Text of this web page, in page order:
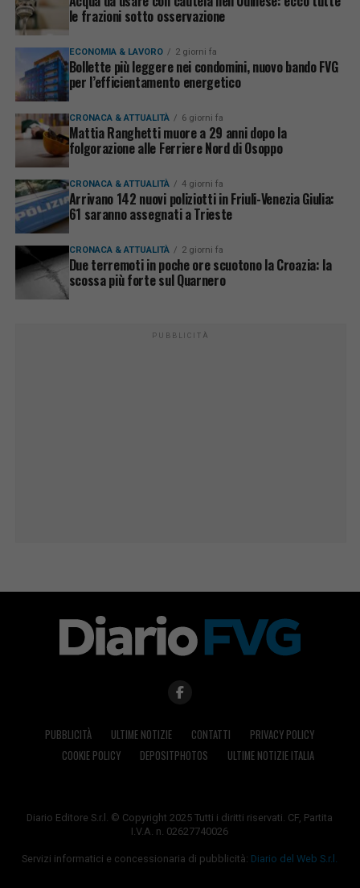
le frazioni sotto osservazione
ECONOMIA & LAVORO 2 giorni fa
Bollette più leggere nei condomini, nuovo bando FVG
per l’efficientamento energetico
CRONACA & ATTUALITÀ 6 giorni fa
Mattia Ranghetti muore a 29 anni dopo la
folgorazione alle Ferriere Nord di Osoppo
CRONACA & ATTUALITÀ 4 giorni fa
Arrivano 142 nuovi poliziotti in Friuli-Venezia Giulia:
61 saranno assegnati a Trieste
CRONACA & ATTUALITÀ 2 giorni fa
Due terremoti in poche ore scuotono la Croazia: la
scossa più forte sul Quarnero
PUBBLICITÀ
PUBBLICITÀ ULTIME NOTIZIE CONTATTI
PRIVACY POLICY
COOKIE POLICY
DEPOSITPHOTOS ULTIME NOTIZIE ITALIA
Diario Editore S.r.l. © Copyright 2025 Tutti i diritti riservati. CF, Partita
I.V.A. n. 02627740026
Servizi informatici e concessionaria di pubblicità: Diario del Web S.r.l.